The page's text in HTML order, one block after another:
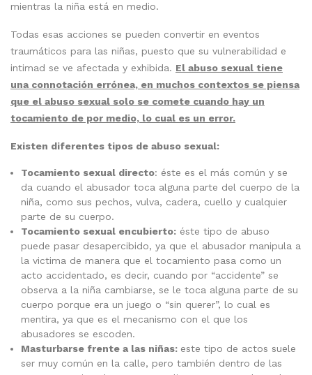
mientras la niña está en medio.
Todas esas acciones se pueden convertir en eventos
traumáticos para las niñas, puesto que su vulnerabilidad e
intimad se ve afectada y exhibida. El abuso sexual tiene
una connotación errónea, en muchos contextos se piensa
que el abuso sexual solo se comete cuando hay un
tocamiento de por medio, lo cual es un error.
Existen diferentes tipos de abuso sexual:
Tocamiento sexual directo: éste es el más común y se
da cuando el abusador toca alguna parte del cuerpo de la
niña, como sus pechos, vulva, cadera, cuello y cualquier
parte de su cuerpo.
Tocamiento sexual encubierto: éste tipo de abuso
puede pasar desapercibido, ya que el abusador manipula a
la victima de manera que el tocamiento pasa como un
acto accidentado, es decir, cuando por “accidente” se
observa a la niña cambiarse, se le toca alguna parte de su
cuerpo porque era un juego o “sin querer”, lo cual es
mentira, ya que es el mecanismo con el que los
abusadores se escoden.
Masturbarse frente a las niñas: este tipo de actos suele
ser muy común en la calle, pero también dentro de las